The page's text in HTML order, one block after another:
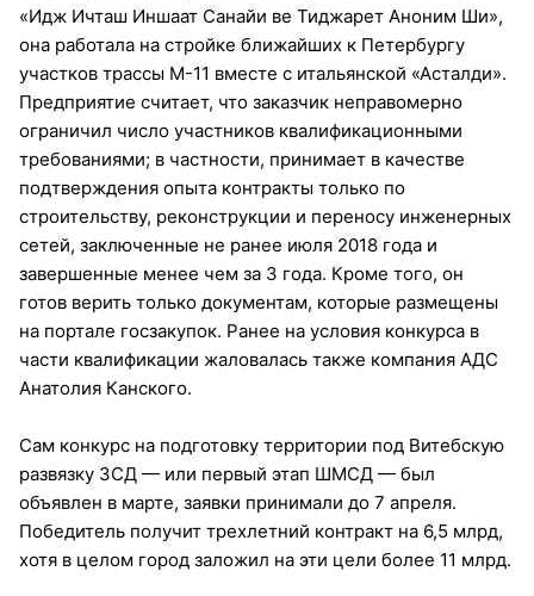
«Идж Ичташ Иншаат Санайи ве Тиджарет Аноним Ши»,
она работала на стройке ближайших к Петербургу
участков трассы М-11 вместе с итальянской «Асталди».
Предприятие считает, что заказчик неправомерно
ограничил число участников квалификационными
требованиями; в частности, принимает в качестве
подтверждения опыта контракты только по
строительству, реконструкции и переносу инженерных
сетей, заключенные не ранее июля 2018 года и
завершенные менее чем за 3 года. Кроме того, он
готов верить только документам, которые размещены
на портале госзакупок. Ранее на условия конкурса в
части квалификации жаловалась также компания АДС
Анатолия Канского.
Сам конкурс на подготовку территории под Витебскую
развязку ЗСД — или первый этап ШМСД — был
объявлен в марте, заявки принимали до 7 апреля.
Победитель получит трехлетний контракт на 6,5 млрд,
хотя в целом город заложил на эти цели более 11 млрд.